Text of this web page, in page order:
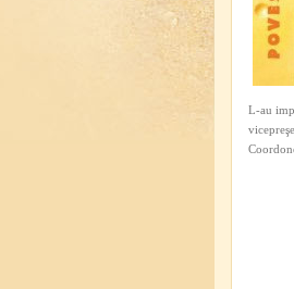
L-au